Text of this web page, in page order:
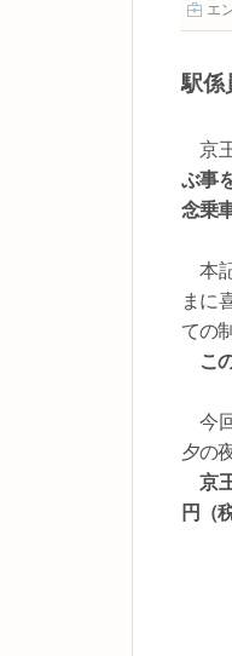
エ
駅係
京
ぶ事
念乗
本
まに
ての
こ
今
夕の
京
円（